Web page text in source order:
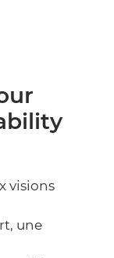
visions
une